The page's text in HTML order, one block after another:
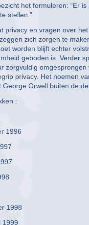
het formuleren: “Er
stellen.”
privacy en vragen over
zich zorgen te
worden blijft echter
geboden is. Verder
zorgvuldig
privacy. Het noemen
Orwell buiten de
:
1996
1998
1999